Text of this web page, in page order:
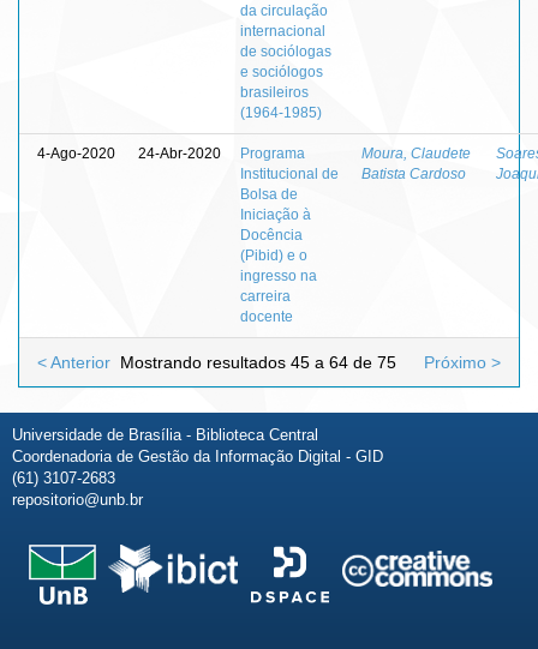
da circulação
internacional
de sociólogas
e sociólogos
brasileiros
(1964-1985)
4-Ago-2020 24-Abr-2020
Programa
Institucional de
Bolsa de
Iniciação à
Docência
(Pibid) e o
ingresso na
carreira
docente
Moura, Claudete
Batista Cardoso
Mostrando resultados 45 a 64 de 75
< Anterior Próximo >
Universidade de Brasília - Biblioteca Central
Coordenadoria de Gestão da Informação Digital - GID
(61) 3107-2683
repositorio@unb.br